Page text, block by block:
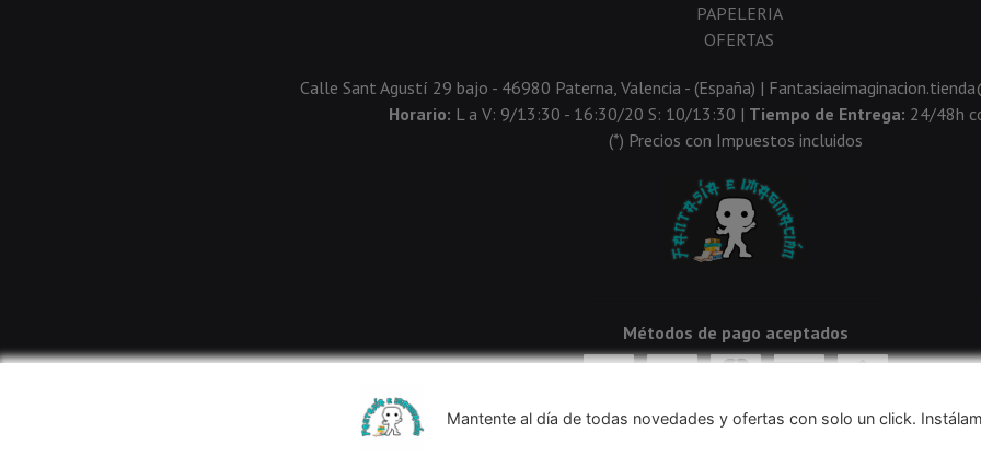
PAPELERIA
OFERTAS
Calle Sant Agustí 29 bajo - 46980 Paterna, Valencia - (España) |
Horario: L a V: 9/13:30 - 16:30/20 S: 10/13:30 | Tiempo de Entrega: 24/48h
(*) Precios con Impuestos incluidos
Métodos de pago aceptados
Mantente al día de todas novedades y ofertas con solo un click.